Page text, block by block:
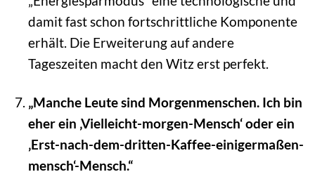
damit fast schon fortschrittliche Komponente
erhält. Die Erweiterung auf andere
Tageszeiten macht den Witz erst perfekt.
„Manche Leute sind Morgenmenschen. Ich bin
eher ein ‚Vielleicht-morgen-Mensch‘ oder ein
‚Erst-nach-dem-dritten-Kaffee-einigermaßen-
mensch‘-Mensch.“